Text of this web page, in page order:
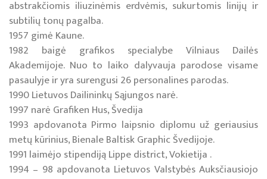
abstrakčiomis iliuzinėmis erdvėmis, sukurtomis linijų ir
subtilių tonų pagalba.
1957 gimė Kaune.
1982 baigė grafikos specialybe Vilniaus Dailės
Akademijoje. Nuo to laiko dalyvauja parodose visame
pasaulyje ir yra surengusi 26 personalines parodas.
1990 Lietuvos Dailininkų Sąjungos narė.
1997 narė Grafiken Hus, Švedija
1993 apdovanota Pirmo laipsnio diplomu už geriausius
metų kūrinius, Bienale Baltisk Graphic Švedijoje.
1991 laimėjo stipendiją Lippe district, Vokietija .
1994 – 98 apdovanota Lietuvos Valstybės Auksčiausiojo